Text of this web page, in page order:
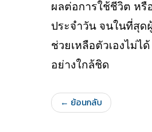
ผลต่อการใช้ชีวิต หรื
ประจำวัน จนในที่สุด
ช่วยเหลือตัวเองไม่ไ
อย่างใกล้ชิด
← ย้อนกลับ